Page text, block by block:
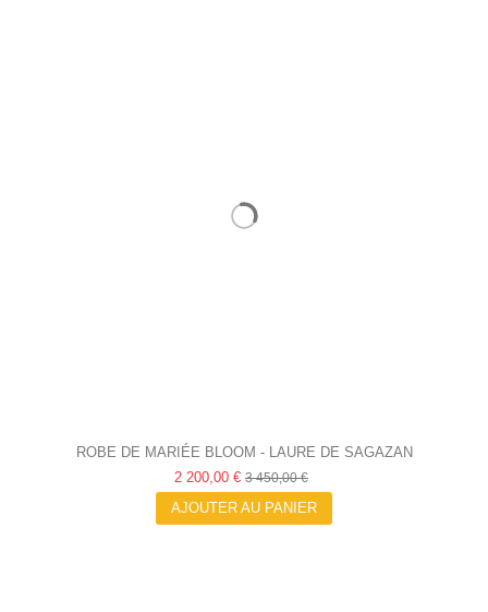
ROBE DE MARIÉE BLOOM - LAURE DE SAGAZAN
2 200,00 € 3 450,00 €
AJOUTER AU PANIER